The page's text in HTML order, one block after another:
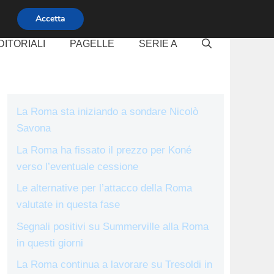
PAGELLE SERIE A
La Roma sta iniziando a sondare Nicolò
Savona
La Roma ha fissato il prezzo per Koné
verso l’eventuale cessione
Le alternative per l’attacco della Roma
valutate in questa fase
Segnali positivi su Summerville alla Roma
in questi giorni
La Roma continua a lavorare su Tresoldi in
Accetta